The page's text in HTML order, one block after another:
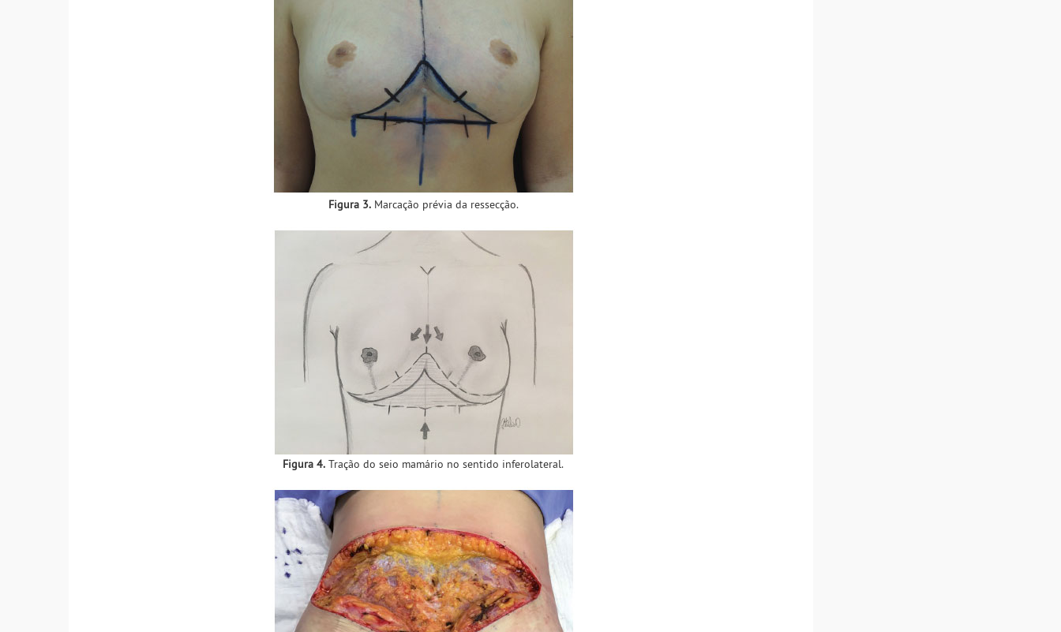
Figura 3.Marcação prévia da ressecção.
Figura 4. Tração do seio mamário no sentido inferolateral.